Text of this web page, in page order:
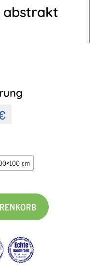
abstrakt
cm